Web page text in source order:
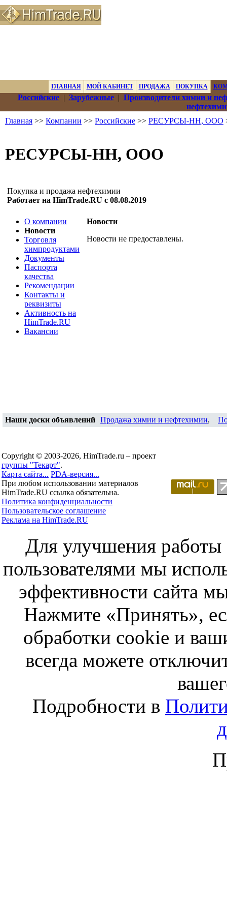
ГЛАВНАЯ МОЙ КАБИНЕТ ПРОДАЖА ПОКУПКА
Российские| Зарубежные| Производители химии и
Главная >> Компании >> Российские >> РЕСУРСЫ-НН, ООО
РЕСУРСЫ-НН, ООО
Покупка и продажа нефтехимии
Работает на HimTrade.RU с 08.08.2019
О компании
Новости
Торговля
химпродуктами
Документы
Паспорта
качества
Рекомендации
Контакты и
реквизиты
Активность на
HimTrade.RU
Вакансии
Новости
Новости не предоставлены.
Наши доски объявлений Продажа химии и нефтехимии,
Copyright © 2003-2026, HimTrade.ru – проект
группы "Текарт".
Карта сайта... PDA-версия...
При любом использовании материалов
HimTrade.RU ссылка обязательна.
Политика конфиденциальности
Пользовательское соглашение
Реклама на HimTrade.RU
Для улучшения работы
пользователями мы
эффективности сайта
Нажмите «Принять»,
обработки cookie и
всегда можете
Подробности в